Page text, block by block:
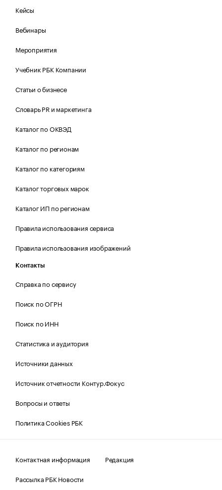
Кейсы
Вебинары
Мероприятия
Учебник РБК Компании
Статьи о бизнесе
Словарь PR и маркетинга
Каталог по ОКВЭД
Каталог по регионам
Каталог по категориям
Каталог торговых марок
Каталог ИП по регионам
Правила использования сервиса
Правила использования изображений
Контакты
Справка по сервису
Поиск по ОГРН
Поиск по ИНН
Статистика и аудитория
Источники данных
Источник отчетности Контур.Фокус
Вопросы и ответы
Политика Cookies РБК
Контактная информация
Редакция
Рассылка РБК Новости